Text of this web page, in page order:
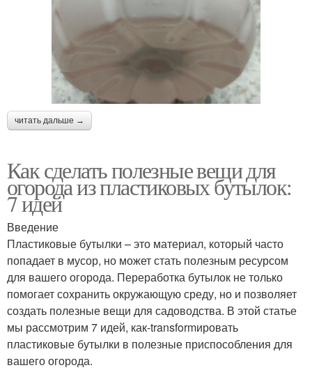
читать дальше →
Как сделать полезные вещи для
огорода из пластиковых бутылок:
7 идей
Введение
Пластиковые бутылки – это материал, который часто
попадает в мусор, но может стать полезным ресурсом
для вашего огорода. Переработка бутылок не только
помогает сохранить окружающую среду, но и позволяет
создать полезные вещи для садоводства. В этой статье
мы рассмотрим 7 идей, как-transformировать
пластиковые бутылки в полезные приспособления для
вашего огорода.